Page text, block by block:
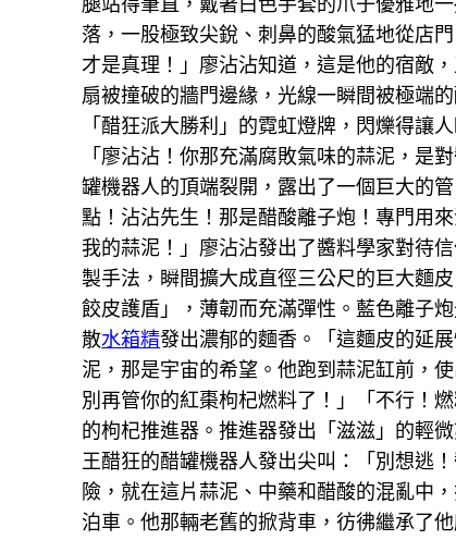
落，一股極致尖銳、刺鼻的酸氣猛地從店
才是真理！」廖沾沾知道，這是他的宿敵
扇被撞破的牆門邊緣，光線一瞬間被極端
「醋狂派大勝利」的霓虹燈牌，閃爍得讓
「廖沾沾！你那充滿腐敗氣味的蒜泥，是
罐機器人的頂端裂開，露出了一個巨大的
點！沾沾先生！那是醋酸離子炮！專門用
我的蒜泥！」廖沾沾發出了醬料學家對待
製手法，瞬間擴大成直徑三公尺的巨大麵
餃皮護盾」，薄韌而充滿彈性。藍色離子
散水箱精發出濃郁的麵香。「這麵皮的延
泥，那是宇宙的希望。他跑到蒜泥缸前，
別再管你的紅棗枸杞燃料了！」「不行！
的枸杞推進器。推進器發出「滋滋」的輕
王醋狂的醋罐機器人發出尖叫：「別想逃
險，就在這片蒜泥、中藥和醋酸的混亂中
泊車。他那輛老舊的掀背車，彷彿繼承了